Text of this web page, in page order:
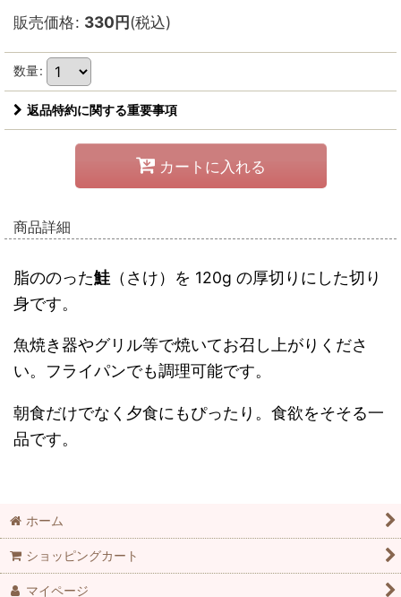
販売価格: 330円(税込)
数量:
返品特約に関する重要事項
カートに入れる
商品詳細
脂ののった鮭 （さけ）を 120g の厚切りにした切り
身です。
魚焼き器やグリル等で焼いてお召し上がりくださ
い。フライパンでも調理可能です。
朝食だけでなく夕食にもぴったり。食欲をそそる一
品です。
ホーム
ショッピングカート
マイページ